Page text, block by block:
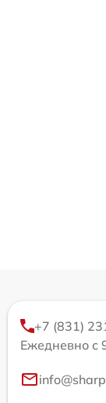
+7 (831)
Ежедневно с